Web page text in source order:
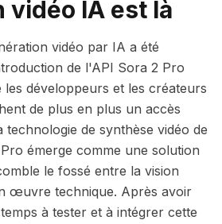
vidéo IA est là
vidéo par IA a été
de l'API Sora 2 Pro
développeurs et les créateurs
de plus en plus un accès
technologie de synthèse vidéo de
émerge comme une solution
le fossé entre la vision
œuvre technique. Après avoir
à tester et à intégrer cette